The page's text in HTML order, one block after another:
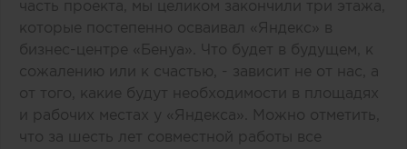
часть проекта, мы целиком закончили три этажа,
которые постепенно осваивал «Яндекс» в
бизнес-центре «Бенуа». Что будет в будущем, к
сожалению или к счастью, - зависит не от нас, а
от того, какие будут необходимости в площадях
и рабочих местах у «Яндекса». Можно отметить,
что за шесть лет совместной работы все